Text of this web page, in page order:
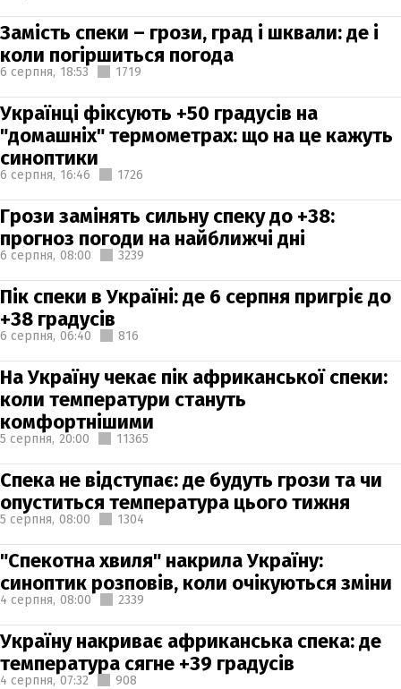
Замість спеки – грози, град і шквали: де і
коли погіршиться погода
6 серпня, 18:53 1719
Українці фіксують +50 градусів на
"домашніх" термометрах: що на це кажуть
синоптики
6 серпня, 16:46 1726
Грози замінять сильну спеку до +38:
прогноз погоди на найближчі дні
6 серпня, 08:00 3239
Пік спеки в Україні: де 6 серпня пригріє до
+38 градусів
6 серпня, 06:40 816
На Україну чекає пік африканської спеки:
коли температури стануть
комфортнішими
5 серпня, 20:00 11365
Спека не відступає: де будуть грози та чи
опуститься температура цього тижня
5 серпня, 08:00 1304
"Спекотна хвиля" накрила Україну:
синоптик розповів, коли очікуються зміни
4 серпня, 08:00 2339
Україну накриває африканська спека: де
температура сягне +39 градусів
4 серпня, 07:32 908